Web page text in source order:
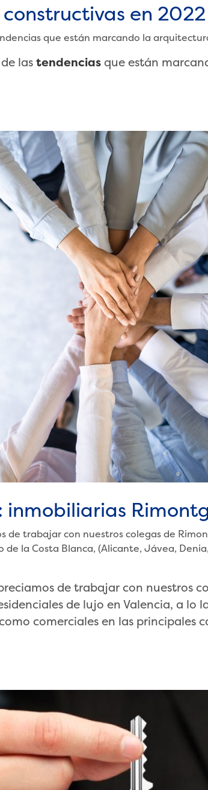
en 2022
que están marcando la
lastendenciasque están
de trabajar con nuestros colegas de
la Costa Blanca, (Alicante, Jávea,
de trabajar con nuestros
de lujo en Valencia, a
comerciales en las principales